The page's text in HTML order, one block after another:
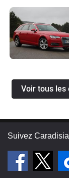
Voir tous les
Suivez